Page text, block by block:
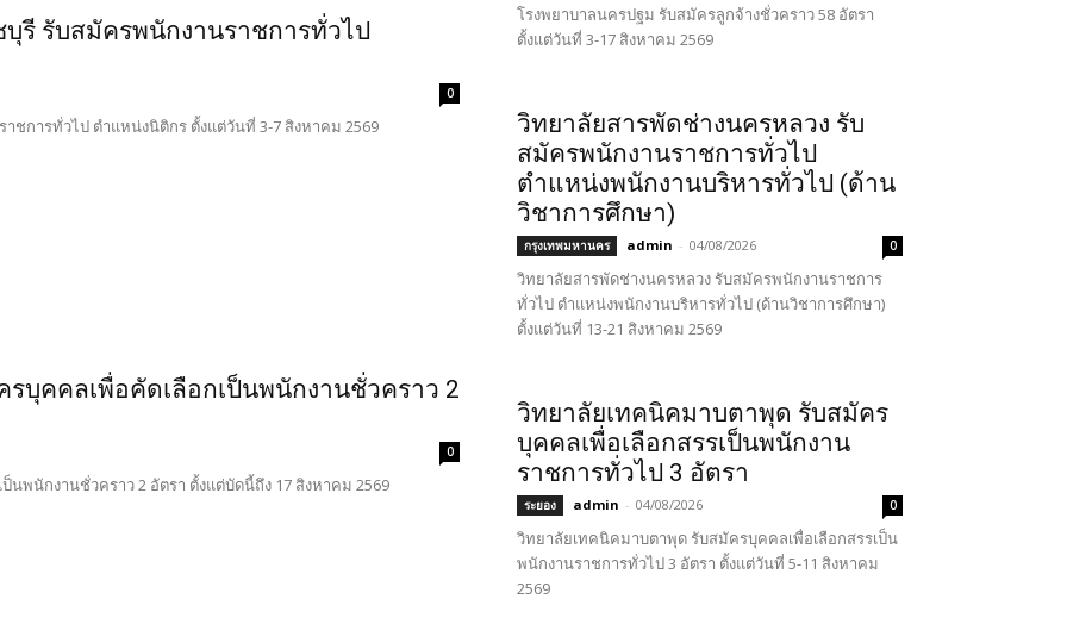
รี รับสมัครพนักงานราชการทั่วไป
0
การทั่วไป ตำแหน่งนิติกร ตั้งแต่วันที่ 3-7 สิงหาคม 2569
บุคคลเพื่อคัดเลือกเป็นพนักงานชั่วคราว 2
0
พนักงานชั่วคราว 2 อัตรา ตั้งแต่บัดนี้ถึง 17 สิงหาคม 2569
โรงพยาบาลนครปฐม รับสมัครลูกจ้างชั่วคราว 58 อัตรา
ตั้งแต่วันที่ 3-17 สิงหาคม 2569
วิทยาลัยสารพัดช่างนครหลวง รับ
สมัครพนักงานราชการทั่วไป
ตำแหน่งพนักงานบริหารทั่วไป (ด้าน
วิชาการศึกษา)
กรุงเทพมหานคร admin - 04/08/2026 0
วิทยาลัยสารพัดช่างนครหลวง รับสมัครพนักงานราชการ
ทั่วไป ตำแหน่งพนักงานบริหารทั่วไป (ด้านวิชาการศึกษา)
ตั้งแต่วันที่ 13-21 สิงหาคม 2569
วิทยาลัยเทคนิคมาบตาพุด รับสมัคร
บุคคลเพื่อเลือกสรรเป็นพนักงาน
ราชการทั่วไป 3 อัตรา
ระยอง admin - 04/08/2026 0
วิทยาลัยเทคนิคมาบตาพุด รับสมัครบุคคลเพื่อเลือกสรรเป็น
พนักงานราชการทั่วไป 3 อัตรา ตั้งแต่วันที่ 5-11 สิงหาคม
2569